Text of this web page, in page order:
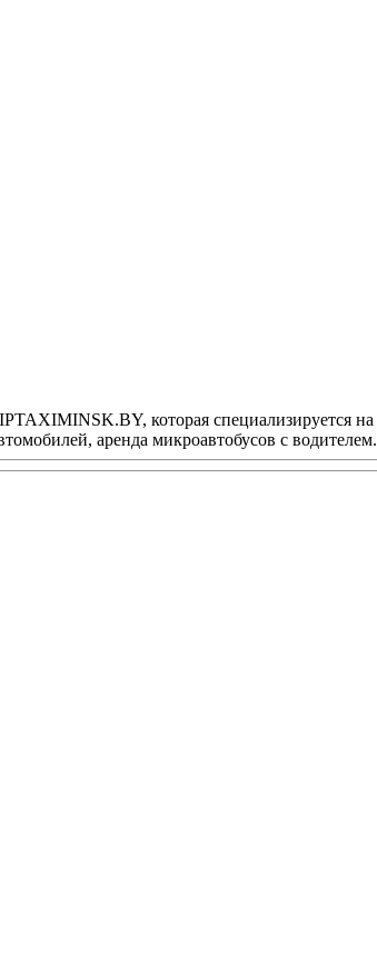
которая специализируется на
аренда микроавтобусов с водителем.